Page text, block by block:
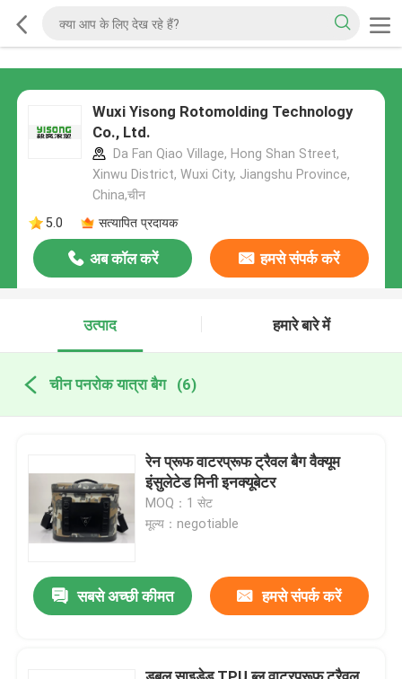
Wuxi Yisong Rotomolding Technology
Co., Ltd.
Da Fan Qiao Village, Hong Shan Street,
Xinwu District, Wuxi City, Jiangshu Province,
China,चीन
5.0
सत्यापित प्रदायक
अब कॉल करें हमसे संपर्क करें
उत्पाद हमारे बारे में
चीन पनरोक यात्रा बैग (6)
रेन प्रूफ वाटरप्रूफ ट्रैवल बैग वैक्यूम
इंसुलेटेड मिनी इनक्यूबेटर
MOQ：1 सेट
मूल्य：negotiable
सबसे अच्छी कीमत हमसे संपर्क करें